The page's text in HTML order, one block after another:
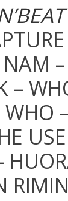
–
–
WHO –